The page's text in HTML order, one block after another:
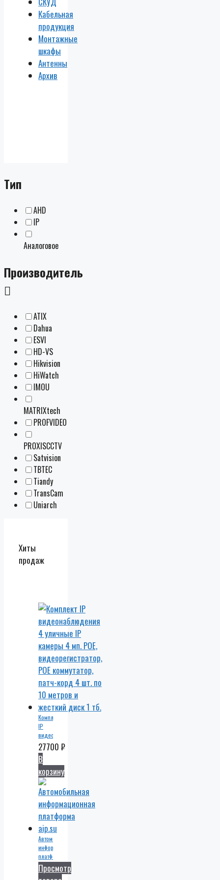
Кабельная
продукция
Монтажные
шкафы
Антенны
Архив
Тип
AHD
IP
Аналоговое
Производитель
ATIX
Dahua
ESVI
HD-VS
Hikvision
HiWatch
IMOU
MATRIXtech
PROFVIDEO
PROXISCCTV
Satvision
TBTEC
Tiandy
TransCam
Uniarch
Хиты
продаж
Комплект
IP
видеонаблюдения
4
уличные
IP
камеры
4 мп.
POE,
видеорегистратор,
POE
коммутатор,
патч-
корд
4 шт.
по 10
метров
и
27700 ₽
В
корзину
Автомобильная
информационная
платформа
Просмотр